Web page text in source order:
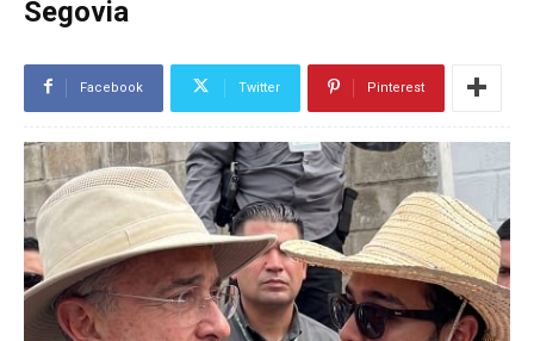
Segovia
Facebook Twitter Pinterest